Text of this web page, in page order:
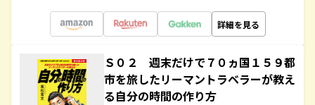
詳細を見る
Ｓ０２ 週末だけで７０ヵ国１５９都
市を旅したリーマントラベラーが教え
る自分の時間の作り方